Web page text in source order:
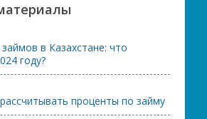
в Казахстане: что
году?
проценты по займу